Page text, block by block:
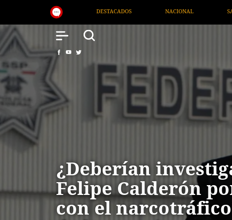
NACIONAL SALUD INTERNACIONAL
¿Deberían
Felipe Calderón
con el